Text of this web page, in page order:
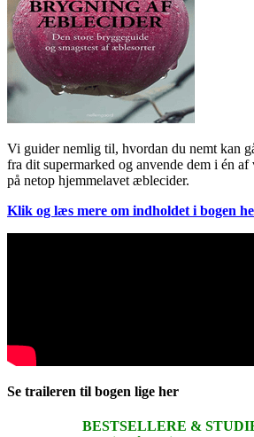
Vi guider nemlig til, hvordan du nemt kan
fra dit supermarked og anvende dem i én
på netop hjemmelavet æblecider.
Klik og læs mere om indholdet i bogen
Se traileren til bogen lige her
BESTSELLERE &